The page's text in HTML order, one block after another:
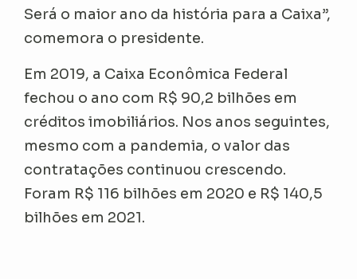
Será o maior ano da história para a Caixa”,
comemora o presidente.
Em 2019, a Caixa Econômica Federal
fechou o ano com R$ 90,2 bilhões em
créditos imobiliários. Nos anos seguintes,
mesmo com a pandemia, o valor das
contratações continuou crescendo.
Foram R$ 116 bilhões em 2020 e R$ 140,5
bilhões em 2021.